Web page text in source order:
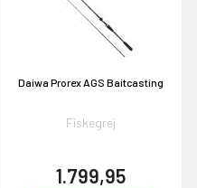
Daiwa Prorex AGS Baitcasting
Fiskegrej
1.799,95